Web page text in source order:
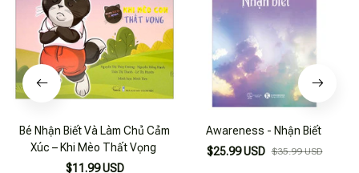
Bé Nhận Biết Và Làm Chủ Cảm
Xúc – Khi Mèo Thất Vọng
$11.99 USD
Awareness - Nhận Biết
$25.99 USD $35.99 USD